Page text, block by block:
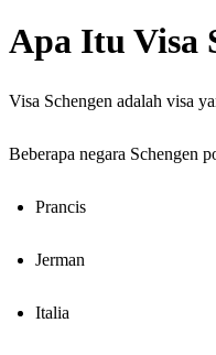
Apa Itu Visa
Visa Schengen adalah visa
Beberapa negara Schengen
Prancis
Jerman
Italia